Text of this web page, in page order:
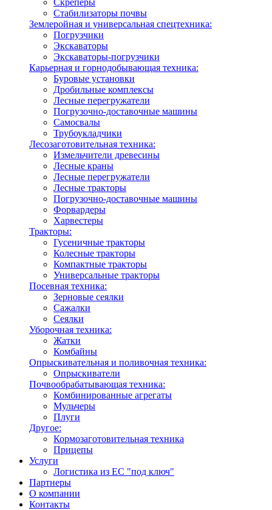
Скреперы
Стабилизаторы почвы
Землеройная и универсальная спецтехника:
Погрузчики
Экскаваторы
Экскаваторы-погрузчики
Карьерная и горнодобывающая техника:
Буровые установки
Дробильные комплексы
Лесные перегружатели
Погрузочно-доставочные машины
Самосвалы
Трубоукладчики
Лесозаготовительная техника:
Измельчители древесины
Лесные краны
Лесные перегружатели
Лесные тракторы
Погрузочно-доставочные машины
Форвардеры
Харвестеры
Тракторы:
Гусеничные тракторы
Колесные тракторы
Компактные тракторы
Универсальные тракторы
Посевная техника:
Зерновые сеялки
Сажалки
Сеялки
Уборочная техника:
Жатки
Комбайны
Опрыскивательная и поливочная техника:
Опрыскиватели
Почвообрабатывающая техника:
Комбинированные агрегаты
Мульчеры
Плуги
Другое:
Кормозаготовительная техника
Прицепы
Услуги
Логистика из ЕС "под ключ"
Партнеры
О компании
Контакты